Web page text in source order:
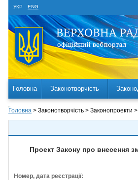
УКР ENG
Головна Законотворчість
Головна > Законотворчість > Законопроекти >
Проект Закону про внесення
Номер, дата реєстрації: